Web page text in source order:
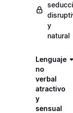
y
natural
Lenguaje
no
verbal
atractivo
y
sensual